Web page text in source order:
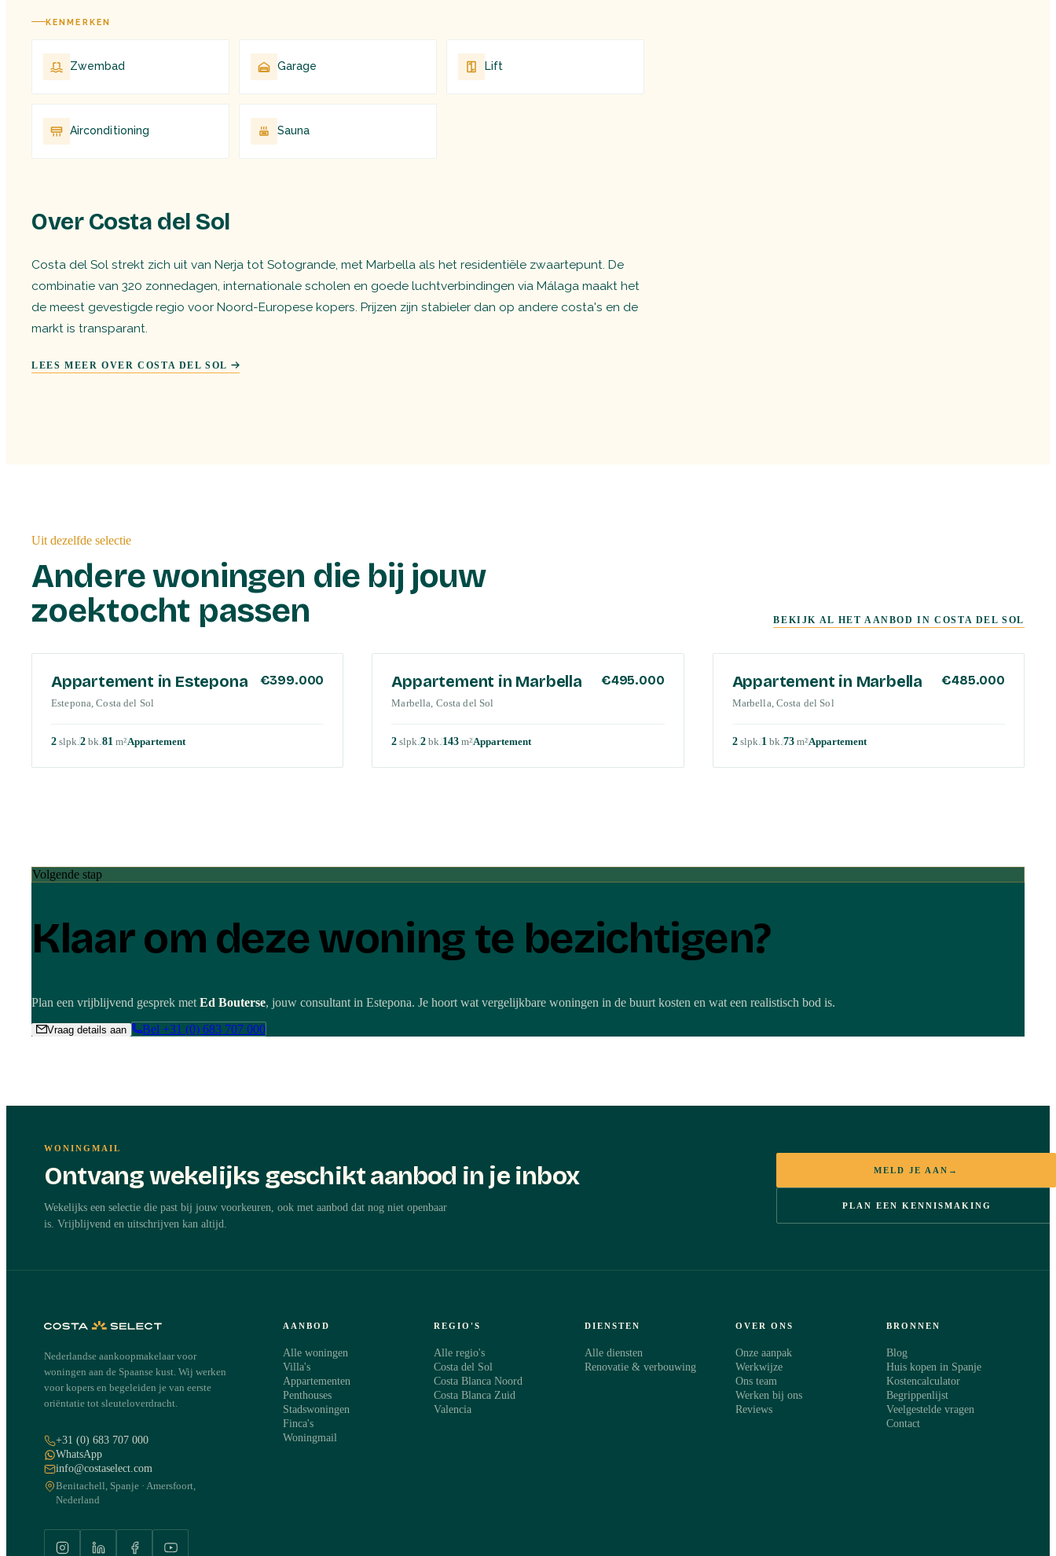
KENMERKEN
Zwembad Garage Lift
Airconditioning Sauna
Over Costa del Sol
Costa del Sol strekt zich uit van Nerja tot Sotogrande, met Marbella als het residentiële zwaartepunt. De
combinatie van 320 zonnedagen, internationale scholen en goede luchtverbindingen via Málaga maakt het
de meest gevestigde regio voor Noord-Europese kopers. Prijzen zijn stabieler dan op andere costa's en de
markt is transparant.
LEES MEER OVER COSTA DEL SOL
Uit dezelfde selectie
Andere woningen die bij jouw
zoektocht passen
BEKIJK AL HET AANBOD IN COSTA DEL SOL
Appartement in Estepona €399.000
Estepona, Costa del Sol
2 slpk 2 bk 81 m²Appartement
Appartement in Marbella €495.000
Marbella, Costa del Sol
2 slpk .2 bk .143 m²Appartement
Appartement in Marbella €485.000
Marbella, Costa del Sol
2 slpk 1 bk 73m²Appartement
Volgende stap
Klaar om deze woning te bezichtigen?
Plan een vrijblijvend gesprek met Ed Bouterse, jouw consultant in Estepona. Je hoort wat vergelijkbare woningen in de buurt kosten en wat een realistisch bod is.
Vraag details aan Bel +31 (0) 683 707 000
Onafhankelijk advies
Vraag details aan over deze woning
Ed Bouterse neemt binnen één werkdag persoonlijk contact met je op over de
Estepona, Costa del Sol REF788198
Algemene informatie over deze woning
WONINGMAIL
Ontvang wekelijks geschikt aanbod in je inbox
Wekelijks een selectie die past bij jouw voorkeuren, ook met aanbod dat nog niet openbaar
is. Vrijblijvend en uitschrijven kan altijd.
MELD JE AAN →
PLAN EEN KENNISMAKING
Nederlandse aankoopmakelaar voor
woningen aan de Spaanse kust. Wij werken
voor kopers en begeleiden je van eerste
oriëntatie tot sleuteloverdracht.
+31 (0) 683 707 000
WhatsApp
info@costaselect.com
Benitachell, Spanje · Amersfoort,
Nederland
AANBOD
Alle woningen
Villa's
Appartementen
Penthouses
Stadswoningen
Finca's
Woningmail
REGIO'S
Alle regio's
Costa del Sol
Costa Blanca Noord
Costa Blanca Zuid
Valencia
DIENSTEN
Alle diensten
Renovatie & verbouwing
OVER ONS
Onze aanpak
Werkwijze
Ons team
Werken bij ons
Reviews
BRONNEN
Blog
Huis kopen in Spanje
Kostencalculator
Begrippenlijst
Veelgestelde vragen
Contact